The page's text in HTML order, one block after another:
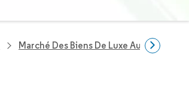
Marché Des Biens De Luxe Au Brésil